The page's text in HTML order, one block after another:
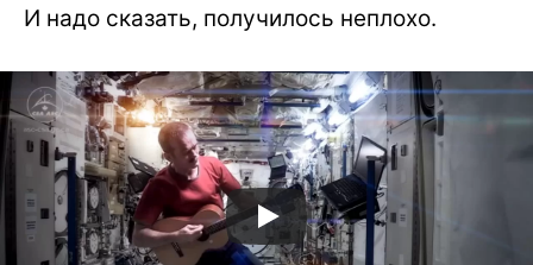
И надо сказать, получилось неплохо.